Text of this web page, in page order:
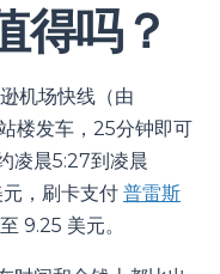
得吗？
机场快线（由
楼发车，25分钟即可
凌晨5:27到凌晨
，刷卡支付 普雷斯
9.25 美元。